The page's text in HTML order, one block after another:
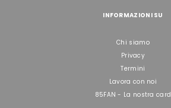
INFORMAZIONI SU
Chi siamo
Privacy
Termini
Lavora con noi
85FAN - La nostra card